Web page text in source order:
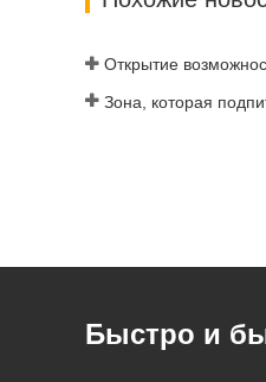
Открытие
Быстро и